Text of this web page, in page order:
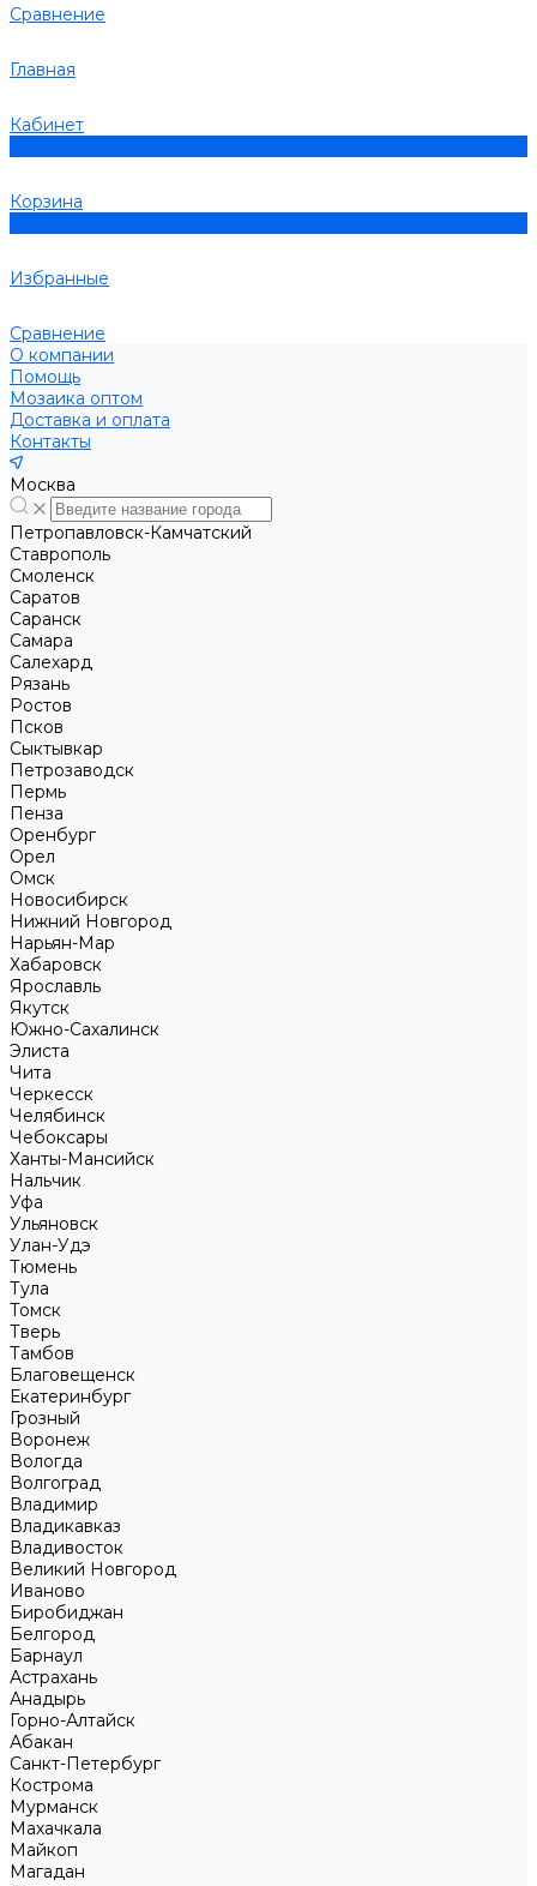
Сравнение
Главная
Кабинет
Корзина
Избранные
Сравнение
О компании
Помощь
Мозаика оптом
Доставка и оплата
Контакты
Москва
Петропавловск-Камчатский
Ставрополь
Смоленск
Саратов
Саранск
Самара
Салехард
Рязань
Ростов
Псков
Сыктывкар
Петрозаводск
Пермь
Пенза
Оренбург
Орел
Омск
Новосибирск
Нижний Новгород
Нарьян-Мар
Хабаровск
Ярославль
Якутск
Южно-Сахалинск
Элиста
Чита
Черкесск
Челябинск
Чебоксары
Ханты-Мансийск
Нальчик
Уфа
Ульяновск
Улан-Удэ
Тюмень
Тула
Томск
Тверь
Тамбов
Благовещенск
Екатеринбург
Грозный
Воронеж
Вологда
Волгоград
Владимир
Владикавказ
Владивосток
Великий Новгород
Иваново
Биробиджан
Белгород
Барнаул
Астрахань
Анадырь
Горно-Алтайск
Абакан
Санкт-Петербург
Кострома
Мурманск
Махачкала
Майкоп
Магадан